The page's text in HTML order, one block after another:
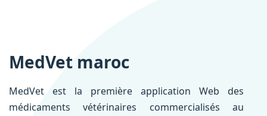
MedVet maroc
MedVet est la première application Web des
médicaments vétérinaires commercialisés au